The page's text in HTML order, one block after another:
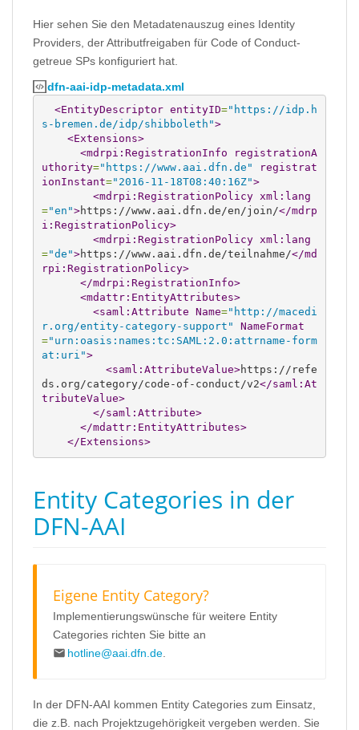
Hier sehen Sie den Metadatenauszug eines Identity
Providers, der Attributfreigaben für Code of Conduct-
getreue SPs konfiguriert hat.
dfn-aai-idp-metadata.xml
<EntityDescriptor entityID="https://idp.h
s-bremen.de/idp/shibboleth">
<Extensions>
<mdrpi:RegistrationInfo
registrationA
uthority="https://www.aai.dfn.de"
registrat
ionInstant="2016-11-18T08:40:16Z">
<mdrpi:RegistrationPolicy xml:lang
="en">https://www.aai.dfn.de/en/join/</mdrp
i:RegistrationPolicy>
<mdrpi:RegistrationPolicy xml:lang
="de">https://www.aai.dfn.de/teilnahme/</md
rpi:RegistrationPolicy>
</mdrpi:RegistrationInfo>
<mdattr:EntityAttributes>
<saml:Attribute Name="http://macedi
r.org/entity-category-support"
NameFormat
="urn:oasis:names:tc:SAML:2.0:attrname-form
at:uri">
<saml:AttributeValue>https://refe
ds.org/category/code-of-conduct/v2</saml:At
tributeValue>
</saml:Attribute>
</mdattr:EntityAttributes>
</Extensions>
Entity Categories in der
DFN-AAI
Eigene Entity Category?
Implementierungswünsche für weitere Entity
Categories richten Sie bitte an
hotline@aai.dfn.de
In der DFN-AAI kommen Entity Categories zum Einsatz,
die z.B. nach Projektzugehörigkeit vergeben werden. Sie